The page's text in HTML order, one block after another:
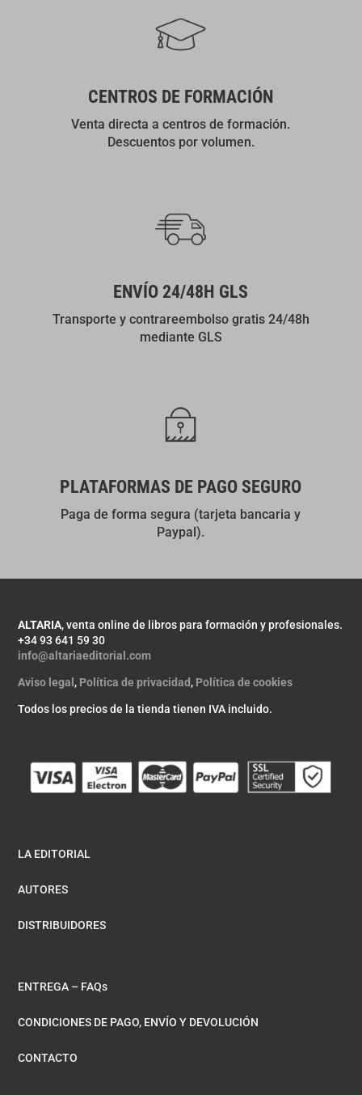
CENTROS DE FORMACIÓN
Venta directa a centros de formación.
Descuentos por volumen.
ENVÍO 24/48H GLS
Transporte y contrareembolso gratis 24/48h
mediante GLS
PLATAFORMAS DE PAGO SEGURO
Paga de forma segura (tarjeta bancaria y
Paypal).
ALTARIA, venta online de libros para formación y profesionales.
+34 93 641 59 30
info@altariaeditorial.com
Aviso legal , Política de privacidad , Política de cookies
Todos los precios de la tienda tienen IVA incluido.
LA EDITORIAL
AUTORES
DISTRIBUIDORES
ENTREGA – FAQs
CONDICIONES DE PAGO, ENVÍO Y DEVOLUCIÓN
CONTACTO